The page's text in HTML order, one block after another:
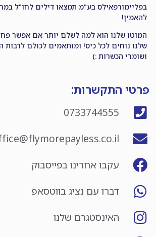
בפליימורפאילס בע"מ תמצאו דילים לחו"ל
להאמין!
המוטו שלנו הוא למה לשלם יותר אם אפשר
שלנו נוחים לכל כיס! ומותאמים לכולם לרבות
ושומרי הכשרות :)
פרטי התקשרות:
0733744555
עקבו אחרינו בפייסבוק
דברו עם נציג בווטסאפ
האינסטגרם שלנו